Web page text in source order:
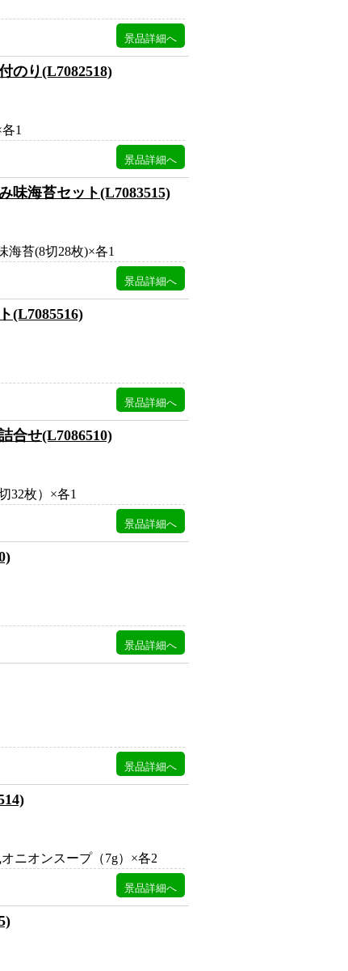
のり(L7082518)
1
味海苔セット(L7083515)
海苔(8切28枚)×各1
(L7085516)
合せ(L7086510)
32枚）×各1
ニオンスープ（7g）×各2